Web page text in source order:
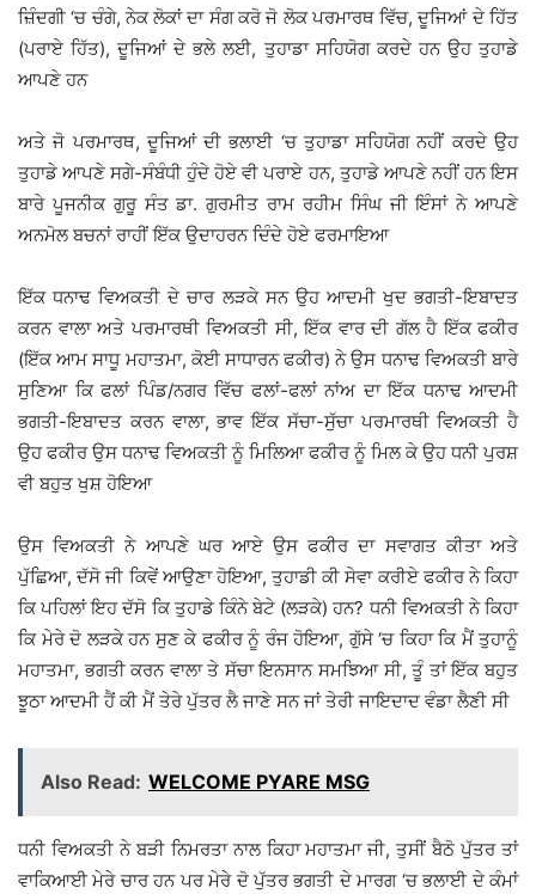
ਜ਼ਿੰਦਗੀ ‘ਚ ਚੰਗੇ, ਨੇਕ ਲੋਕਾਂ ਦਾ ਸੰਗ ਕਰੋ ਜੋ ਲੋਕ ਪਰਮਾਰਥ ਵਿੱਚ, ਦੂਜਿਆਂ ਦੇ ਹਿੱਤ
(ਪਰਾਏ ਹਿੱਤ), ਦੂਜਿਆਂ ਦੇ ਭਲੇ ਲਈ, ਤੁਹਾਡਾ ਸਹਿਯੋਗ ਕਰਦੇ ਹਨ ਉਹ ਤੁਹਾਡੇ
ਆਪਣੇ ਹਨ
ਅਤੇ ਜੋ ਪਰਮਾਰਥ, ਦੂਜਿਆਂ ਦੀ ਭਲਾਈ ‘ਚ ਤੁਹਾਡਾ ਸਹਿਯੋਗ ਨਹੀਂ ਕਰਦੇ ਉਹ
ਤੁਹਾਡੇ ਆਪਣੇ ਸਗੇ-ਸੰਬੰਧੀ ਹੁੰਦੇ ਹੋਏ ਵੀ ਪਰਾਏ ਹਨ, ਤੁਹਾਡੇ ਆਪਣੇ ਨਹੀਂ ਹਨ ਇਸ
ਬਾਰੇ ਪੂਜਨੀਕ ਗੁਰੂ ਸੰਤ ਡਾ. ਗੁਰਮੀਤ ਰਾਮ ਰਹੀਮ ਸਿੰਘ ਜੀ ਇੰਸਾਂ ਨੇ ਆਪਣੇ
ਅਨਮੋਲ ਬਚਨਾਂ ਰਾਹੀਂ ਇੱਕ ਉਦਾਹਰਨ ਦਿੰਦੇ ਹੋਏ ਫਰਮਾਇਆ
ਇੱਕ ਧਨਾਢ ਵਿਅਕਤੀ ਦੇ ਚਾਰ ਲੜਕੇ ਸਨ ਉਹ ਆਦਮੀ ਖੁਦ ਭਗਤੀ-ਇਬਾਦਤ
ਕਰਨ ਵਾਲਾ ਅਤੇ ਪਰਮਾਰਥੀ ਵਿਅਕਤੀ ਸੀ, ਇੱਕ ਵਾਰ ਦੀ ਗੱਲ ਹੈ ਇੱਕ ਫਕੀਰ
(ਇੱਕ ਆਮ ਸਾਧੂ ਮਹਾਤਮਾ, ਕੋਈ ਸਾਧਾਰਨ ਫਕੀਰ) ਨੇ ਉਸ ਧਨਾਢ ਵਿਅਕਤੀ ਬਾਰੇ
ਸੁਣਿਆ ਕਿ ਫਲਾਂ ਪਿੰਡ/ਨਗਰ ਵਿੱਚ ਫਲਾਂ-ਫਲਾਂ ਨਾਂਅ ਦਾ ਇੱਕ ਧਨਾਢ ਆਦਮੀ
ਭਗਤੀ-ਇਬਾਦਤ ਕਰਨ ਵਾਲਾ, ਭਾਵ ਇੱਕ ਸੱਚਾ-ਸੁੱਚਾ ਪਰਮਾਰਥੀ ਵਿਅਕਤੀ ਹੈ
ਉਹ ਫਕੀਰ ਉਸ ਧਨਾਢ ਵਿਅਕਤੀ ਨੂੰ ਮਿਲਿਆ ਫਕੀਰ ਨੂੰ ਮਿਲ ਕੇ ਉਹ ਧਨੀ ਪੁਰਸ਼
ਵੀ ਬਹੁਤ ਖੁਸ਼ ਹੋਇਆ
ਉਸ ਵਿਅਕਤੀ ਨੇ ਆਪਣੇ ਘਰ ਆਏ ਉਸ ਫਕੀਰ ਦਾ ਸਵਾਗਤ ਕੀਤਾ ਅਤੇ
ਪੁੱਛਿਆ, ਦੱਸੋ ਜੀ ਕਿਵੇਂ ਆਉਣਾ ਹੋਇਆ, ਤੁਹਾਡੀ ਕੀ ਸੇਵਾ ਕਰੀਏ ਫਕੀਰ ਨੇ ਕਿਹਾ
ਕਿ ਪਹਿਲਾਂ ਇਹ ਦੱਸੋ ਕਿ ਤੁਹਾਡੇ ਕਿੰਨੇ ਬੇਟੇ (ਲੜਕੇ) ਹਨ? ਧਨੀ ਵਿਅਕਤੀ ਨੇ ਕਿਹਾ
ਕਿ ਮੇਰੇ ਦੋ ਲੜਕੇ ਹਨ ਸੁਣ ਕੇ ਫਕੀਰ ਨੂੰ ਰੰਜ ਹੋਇਆ, ਗੁੱਸੇ ‘ਚ ਕਿਹਾ ਕਿ ਮੈਂ ਤੁਹਾਨੂੰ
ਮਹਾਤਮਾ, ਭਗਤੀ ਕਰਨ ਵਾਲਾ ਤੇ ਸੱਚਾ ਇਨਸਾਨ ਸਮਝਿਆ ਸੀ, ਤੂੰ ਤਾਂ ਇੱਕ ਬਹੁਤ
ਝੂਠਾ ਆਦਮੀ ਹੈਂ ਕੀ ਮੈਂ ਤੇਰੇ ਪੁੱਤਰ ਲੈ ਜਾਣੇ ਸਨ ਜਾਂ ਤੇਰੀ ਜਾਇਦਾਦ ਵੰਡਾ ਲੈਣੀ ਸੀ
Also Read: WELCOME PYARE MSG
ਧਨੀ ਵਿਅਕਤੀ ਨੇ ਬੜੀ ਨਿਮਰਤਾ ਨਾਲ ਕਿਹਾ ਮਹਾਤਮਾ ਜੀ, ਤੁਸੀਂ ਬੈਠੋ ਪੁੱਤਰ ਤਾਂ
ਵਾਕਿਆਈ ਮੇਰੇ ਚਾਰ ਹਨ ਪਰ ਮੇਰੇ ਦੋ ਪੁੱਤਰ ਭਗਤੀ ਦੇ ਮਾਰਗ ‘ਚ ਭਲਾਈ ਦੇ ਕੰਮਾਂ